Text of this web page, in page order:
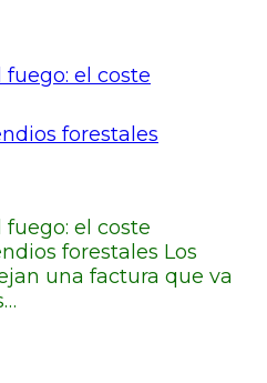
el coste
forestales
el coste
forestales Los
una factura que va